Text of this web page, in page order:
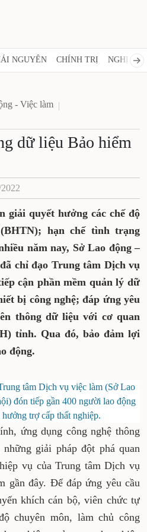
NGUYÊN CHÍNH TRỊ NGHỊ
- Việc làm
dữ liệu Bảo hiểm
giải quyết hưởng các chế độ
hạn chế tình trạng
năm nay, Sở Lao động –
chỉ đạo Trung tâm Dịch vụ
cận phần mềm quản lý dữ
bị công nghệ; đáp ứng yêu
thông dữ liệu với cơ quan
tỉnh. Qua đó, bảo đảm lợi
động.
tâm Dịch vụ việc làm (Sở Lao
đón tiếp gần 400 người lao động
trợ cấp thất nghiệp.
ứng dụng công nghệ thông
giải pháp đột phá quan
vụ của Trung tâm Dịch vụ
gần đây. Để đáp ứng yêu cầu
khích cán bộ, viên chức tự
chuyên môn, làm chủ công